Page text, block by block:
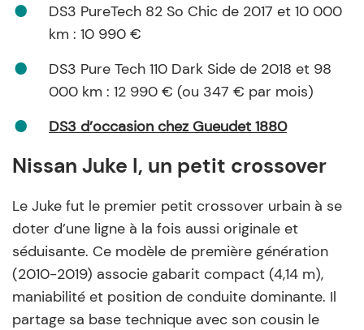
DS3 PureTech 82 So Chic de 2017 et 10 000
km : 10 990 €
DS3 Pure Tech 110 Dark Side de 2018 et 98
000 km : 12 990 € (ou 347 € par mois)
DS3 d’occasion chez Gueudet 1880
Nissan Juke I, un petit crossover
Le Juke fut le premier petit crossover urbain à se
doter d’une ligne à la fois aussi originale et
séduisante. Ce modèle de première génération
(2010-2019) associe gabarit compact (4,14 m),
maniabilité et position de conduite dominante. Il
partage sa base technique avec son cousin le